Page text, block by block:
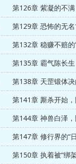
第126章 紫凝的不满
第135章 霸气陈长
第138章 天罡锻体
第141章 厮杀开始
第144章 神兽白泽
第147章 修行界的“
第150章 执着被“绑